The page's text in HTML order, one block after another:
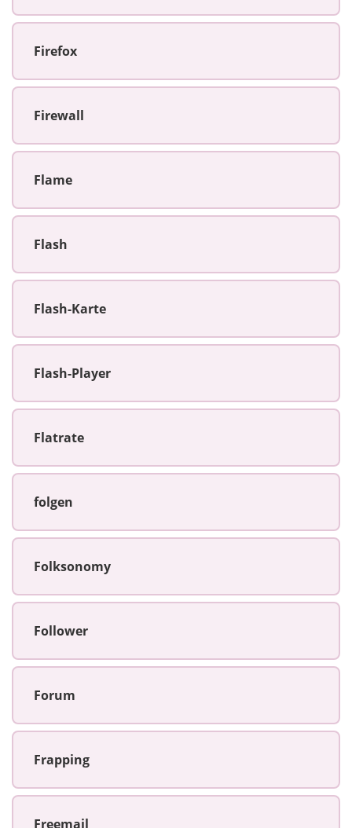
Firefox
Firewall
Flame
Flash
Flash-Karte
Flash-Player
Flatrate
folgen
Folksonomy
Follower
Forum
Frapping
Freemail